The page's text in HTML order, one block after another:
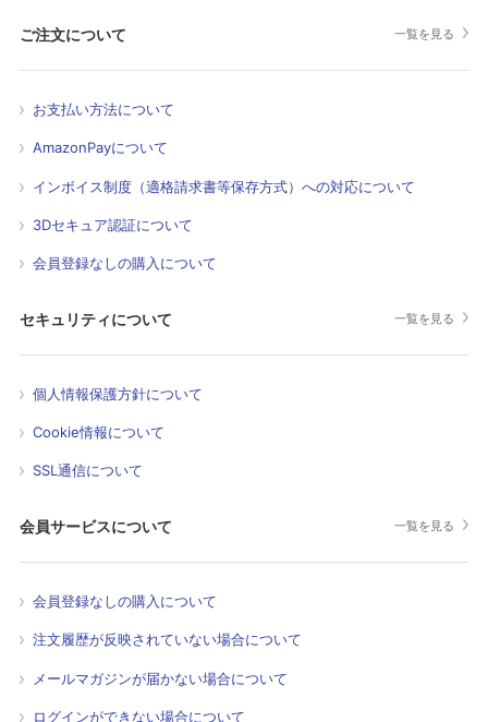
ご注文について 一覧を見る
お支払い方法について
AmazonPayについて
インボイス制度（適格請求書等保存方式）への対応について
3Dセキュア認証について
会員登録なしの購入について
セキュリティについて 一覧を見る
個人情報保護方針について
Cookie情報について
SSL通信について
会員サービスについて 一覧を見る
会員登録なしの購入について
注文履歴が反映されていない場合について
メールマガジンが届かない場合について
ログインができない場合について